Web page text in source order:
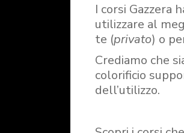
I corsi Gazzera
utilizzare al
te (privato) o
Crediamo che
colorificio
dell’utilizzo.